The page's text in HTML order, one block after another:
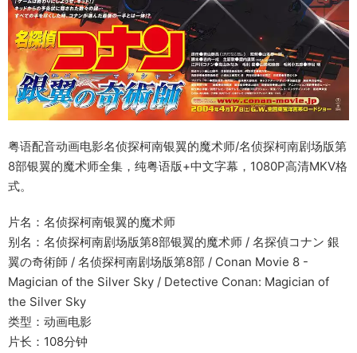
粤语配音动画电影名侦探柯南银翼的魔术师/名侦探柯南剧场版第
8部银翼的魔术师全集，纯粤语版+中文字幕，1080P高清MKV格
式。
片名：名侦探柯南银翼的魔术师
别名：名侦探柯南剧场版第8部银翼的魔术师 / 名探偵コナン 銀
翼の奇術師 / 名侦探柯南剧场版第8部 / Conan Movie 8 -
Magician of the Silver Sky / Detective Conan: Magician of
the Silver Sky
类型：动画电影
片长：108分钟